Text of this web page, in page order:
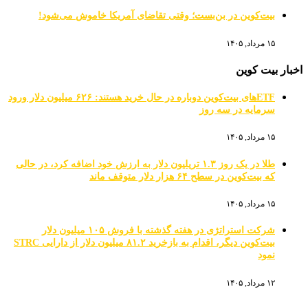
بیت‌کوین در بن‌بست؛ وقتی تقاضای آمریکا خاموش می‌شود!
۱۵ مرداد, ۱۴۰۵
اخبار بیت کوین
ETFهای بیت‌کوین دوباره در حال خرید هستند: ۶۲۶ میلیون دلار ورود
سرمایه در سه روز
۱۵ مرداد, ۱۴۰۵
طلا در یک روز ۱.۳ تریلیون دلار به ارزش خود اضافه کرد، در حالی
که بیت‌کوین در سطح ۶۴ هزار دلار متوقف ماند
۱۵ مرداد, ۱۴۰۵
شرکت استراتژی در هفته گذشته با فروش ۱۰۵ میلیون دلار
بیت‌کوین دیگر، اقدام به بازخرید ۸۱.۲ میلیون دلار از دارایی STRC
نمود
۱۲ مرداد, ۱۴۰۵